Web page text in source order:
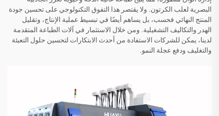
البصرية لعلب الكرتون. ولا يقتصر هذا التفوق التكنولوجي على تحسين جودة
المنتج النهائي فحسب، بل يساهم أيضًا في تبسيط عملية الإنتاج، وتقليل
الهدر والتكاليف التشغيلية. ومن خلال الاستثمار في آلات الطباعة المتقدمة
لدينا، يمكن للشركات الاستفادة من أحدث الابتكارات لتحسين حلول التعبئة
والتغليف ودفع عجلة النمو.